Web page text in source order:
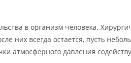
в организм человека.
них всегда остается, пусть
атмосферного давления